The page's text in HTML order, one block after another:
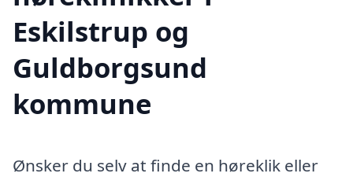
Eskilstrup og
Guldborgsund
kommune
Ønsker du selv at finde en høreklik eller